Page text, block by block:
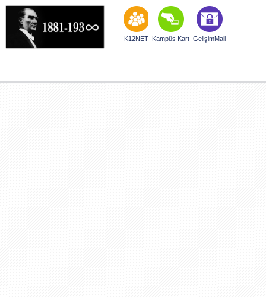
K12NET Kampüs Kart GelişimMail